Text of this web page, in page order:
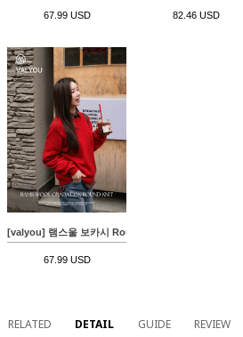
67.99 USD 82.46 USD
[valyou] 램스울 보카시 Round Knitwear
67.99 USD
RELATED DETAIL GUIDE REVIEW